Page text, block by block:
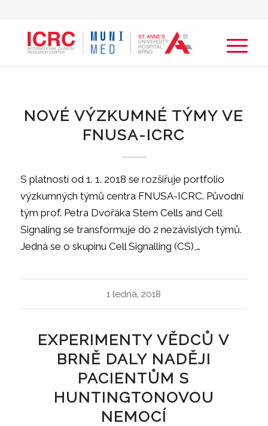
NOVÉ VÝZKUMNÉ TÝMY VE
FNUSA-ICRC
S platností od 1. 1. 2018 se rozšiřuje portfolio
výzkumných týmů centra FNUSA-ICRC. Původní
tým prof. Petra Dvořáka Stem Cells and Cell
Signaling se transformuje do 2 nezávislých týmů.
Jedná se o skupinu Cell Signalling (CS),…
1 ledna, 2018
EXPERIMENTY VĚDCŮ V
BRNĚ DALY NADĚJI
PACIENTŮM S
HUNTINGTONOVOU
NEMOCÍ